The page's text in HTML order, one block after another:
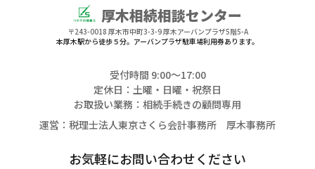
厚木相続相談センター
〒243-0018 厚木市中町3-3-9 厚木アーバンプラザ5階5-A
本厚木駅から徒歩５分。アーバンプラザ駐車場利用券あります。
受付時間 9:00〜17:00
定休日：土曜・日曜・祝祭日
お取扱い業務：相続手続きの顧問専用
運営：税理士法人東京さくら会計事務所 厚木事務所
お気軽にお問い合わせください